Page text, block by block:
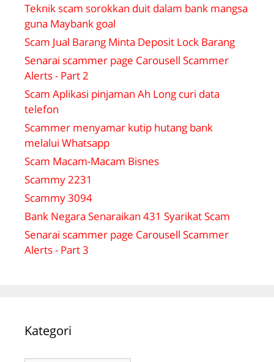
Teknik scam sorokkan duit dalam bank mangsa
guna Maybank goal
Scam Jual Barang Minta Deposit Lock Barang
Senarai scammer page Carousell Scammer
Alerts - Part 2
Scam Aplikasi pinjaman Ah Long curi data
telefon
Scammer menyamar kutip hutang bank
melalui Whatsapp
Scam Macam-Macam Bisnes
Scammy 2231
Scammy 3094
Bank Negara Senaraikan 431 Syarikat Scam
Senarai scammer page Carousell Scammer
Alerts - Part 3
Kategori